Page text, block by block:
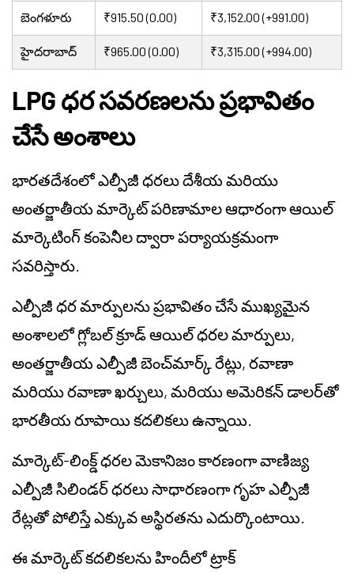
బెంగళూరు ₹915.50 (0.00) ₹3,152.00 (+991.00)
హైదరాబాద్ ₹965.00 (0.00) ₹3,315.00 (+994.00)
LPG ధర సవరణలను ప్రభావితం
చేసే అంశాలు
భారతదేశంలో ఎల్పీజీ ధరలు దేశీయ మరియు
అంతర్జాతీయ మార్కెట్ పరిణామాల ఆధారంగా ఆయిల్
మార్కెటింగ్ కంపెనీల ద్వారా పర్యాయక్రమంగా
సవరిస్తారు.
ఎల్పీజీ ధర మార్పులను ప్రభావితం చేసే ముఖ్యమైన
అంశాలలో గ్లోబల్ క్రూడ్ ఆయిల్ ధరల మార్పులు,
అంతర్జాతీయ ఎల్పీజీ బెంచ్‌మార్క్ రేట్లు, రవాణా
మరియు రవాణా ఖర్చులు, మరియు అమెరికన్ డాలర్‌తో
భారతీయ రూపాయి కదలికలు ఉన్నాయి.
మార్కెట్-లింక్డ్ ధరల మెకానిజం కారణంగా వాణిజ్య
ఎల్పీజీ సిలిండర్ ధరలు సాధారణంగా గృహ ఎల్పీజీ
రేట్లతో పోలిస్తే ఎక్కువ అస్థిరతను ఎదుర్కొంటాయి.
ఈ మార్కెట్ కదలికలను హిందీలో ట్రాక్